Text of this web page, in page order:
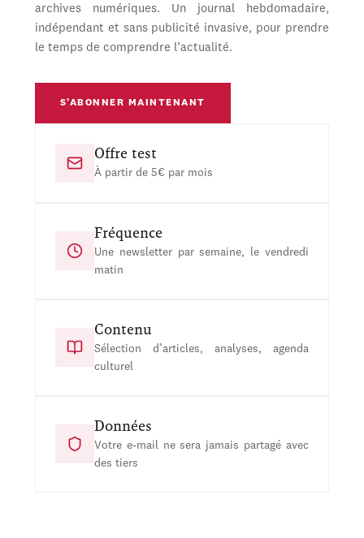
archives numériques. Un journal hebdomadaire,
indépendant et sans publicité invasive, pour prendre
le temps de comprendre l’actualité.
S’ABONNER MAINTENANT
Offre test
À partir de 5€ par mois
Fréquence
Une newsletter par semaine, le vendredi
matin
Contenu
Sélection d’articles, analyses, agenda
culturel
Données
Votre e-mail ne sera jamais partagé avec
des tiers